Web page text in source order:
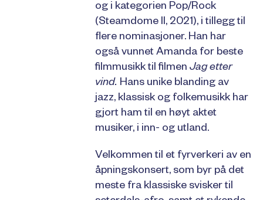
og i kategorien Pop/Rock
(Steamdome II, 2021), i tillegg til
flere nominasjoner. Han har
også vunnet Amanda for beste
filmmusikk til filmen Jag etter
vind. Hans unike blanding av
jazz, klassisk og folkemusikk har
gjort ham til en høyt aktet
musiker, i inn- og utland.
Velkommen til et fyrverkeri av en
åpningskonsert, som byr på det
meste fra klassiske svisker til